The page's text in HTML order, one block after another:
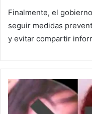
Finalmente, el
seguir medidas
y evitar compartir